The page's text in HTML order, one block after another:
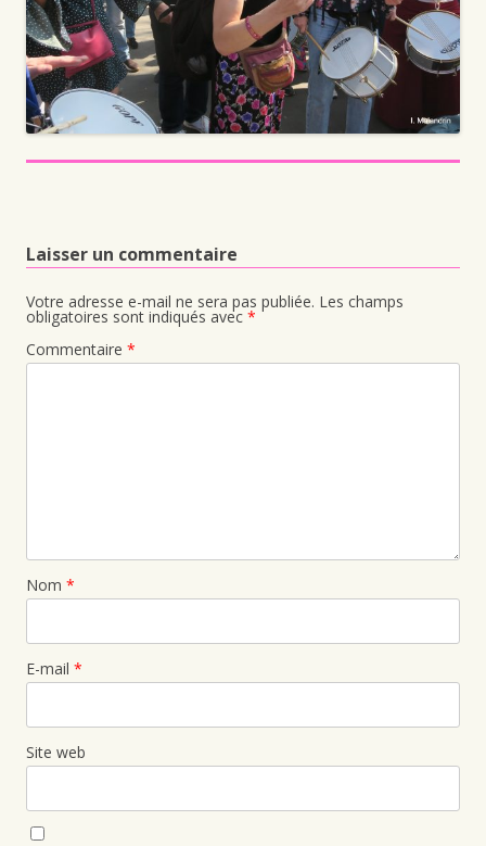
Laisser un commentaire
Votre adresse e-mail ne sera pas publiée. Les champs
obligatoires sont indiqués avec *
Commentaire *
Nom *
E-mail *
Site web